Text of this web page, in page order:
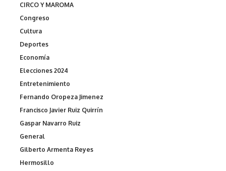
CIRCO Y MAROMA
Congreso
Cultura
Deportes
Economía
Elecciones 2024
Entretenimiento
Fernando Oropeza Jimenez
Francisco Javier Ruiz Quirrín
Gaspar Navarro Ruiz
General
Gilberto Armenta Reyes
Hermosillo